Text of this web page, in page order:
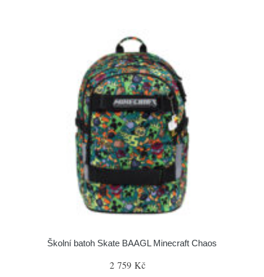
Školní batoh Skate BAAGL Minecraft Chaos
2 759 Kč